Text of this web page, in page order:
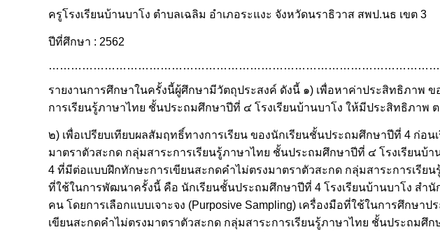
ครูโรงเรียนบ้านบาโง ตำบลเฉลิม อำเภอระแงะ จังหวัดนราธิวาส สพป.นธ เขต 3
ปีที่ศึกษา : 2562
รายงานการศึกษาในครั้งนี้ผู้ศึกษามีวัตถุประสงค์ ดังนี้ ๑) เพื่อหาค่าประสิทธิภาพ
การเรียนรู้ภาษาไทย ชั้นประถมศึกษาปีที่ ๔ โรงเรียนบ้านบาโง ให้มีประสิทธิภาพ
๒) เพื่อเปรียบเทียบผลสัมฤทธิ์ทางการเรียน ของนักเรียนชั้นประถมศึกษาปีที่ 4 ก่อ
มาตราตัวสะกด กลุ่มสาระการเรียนรู้ภาษาไทย ชั้นประถมศึกษาปีที่ ๔ โรงเรียนบ้
4 ที่มีต่อแบบฝึกทักษะการเขียนสะกดคำไม่ตรงมาตราตัวสะกด กลุ่มสาระการเรีย
ที่ใช้ในการพัฒนาครั้งนี้ คือ นักเรียนชั้นประถมศึกษาปีที่ 4 โรงเรียนบ้านบาโง สำ
คน โดยการเลือกแบบเจาะจง (Purposive Sampling) เครื่องมือที่ใช้ในการศึกษ
เขียนสะกดคำไม่ตรงมาตราตัวสะกด กลุ่มสาระการเรียนรู้ภาษาไทย ชั้นประถมศึ